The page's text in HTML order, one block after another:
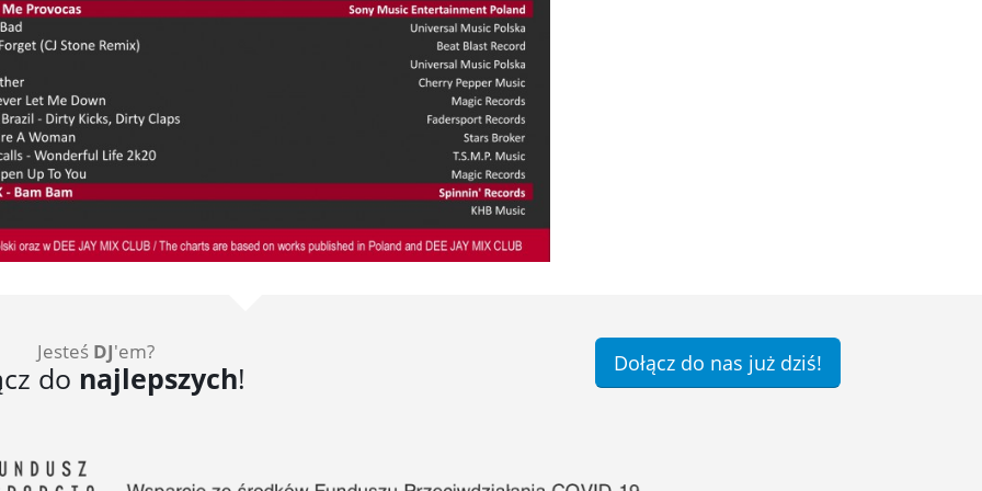
Jesteś DJ'em?
do najlepszych! Dołącz do nas już dziś!